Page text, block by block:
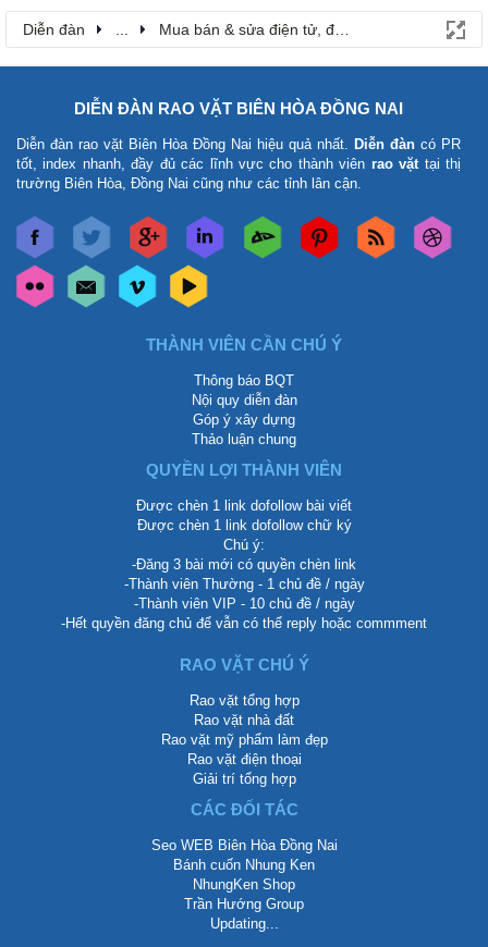
Diễn đàn Mua bán & sửa điện tử, điện lạnh
DIỄN ĐÀN RAO VẶT BIÊN HÒA ĐỒNG NAI
Diễn đàn rao vặt Biên Hòa Đồng Nai hiệu quả nhất. Diễn đàn có PR
tốt, index nhanh, đầy đủ các lĩnh vực cho thành viên rao vặt tại thị
trường Biên Hòa, Đồng Nai cũng như các tỉnh lân cận.
THÀNH VIÊN CẦN CHÚ Ý
Thông báo BQT
Nội quy diễn đàn
Góp ý xây dựng
Thảo luận chung
QUYỀN LỢI THÀNH VIÊN
Được chèn 1 link dofollow bài viết
Được chèn 1 link dofollow chữ ký
Chú ý:
-Đăng 3 bài mới có quyền chèn link
-Thành viên Thường - 1 chủ đề / ngày
-Thành viên VIP - 10 chủ đề / ngày
-Hết quyền đăng chủ để vẫn có thể reply hoặc commment
RAO VẶT CHÚ Ý
Rao vặt tổng hợp
Rao vặt nhà đất
Rao vặt mỹ phẩm làm đẹp
Rao vặt điện thoại
Giải trí tổng hợp
CÁC ĐỐI TÁC
Seo WEB Biên Hòa Đồng Nai
Bánh cuốn Nhung Ken
NhungKen Shop
Trần Hướng Group
Updating...